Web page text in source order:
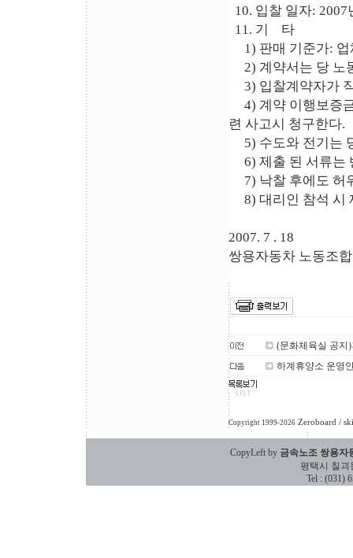
10. 입찰 일자:
11. 기 타
1) 판매 기준가: 업
2) 계약서는 당 노
3) 입찰계약자가
4) 계약 이행보증
련 사고시 청구한다.
5) 수도와 전기는
6) 제출 된 서류는
7) 낙찰 후에도 허
8) 대리인 참석 시
2007. 7 . 18
쌍용자동차 노동조
(문화체육실 공지
하계휴양소 운영
Copyright 1999-2026 Zeroboard /
CopyLeft by 금속노조 쌍용자
평택시 칠괴동
Tel : (031)